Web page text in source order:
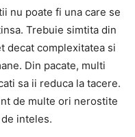
nu poate fi una care se
Trebuie simtita din
decat complexitatea si
Din pacate, multi
sa ii reduca la tacere.
de multe ori nerostite
inteles.